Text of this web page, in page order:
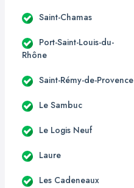
Saint-Chamas
Port-Saint-Louis-du-
Rhône
Saint-Rémy-de-Provence
Le Sambuc
Le Logis Neuf
Laure
Les Cadeneaux